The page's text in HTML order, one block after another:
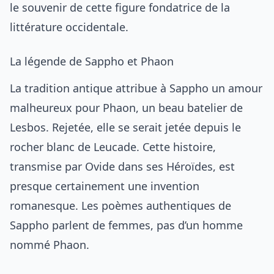
le souvenir de cette figure fondatrice de la
littérature occidentale.
La légende de Sappho et Phaon
La tradition antique attribue à Sappho un amour
malheureux pour Phaon, un beau batelier de
Lesbos. Rejetée, elle se serait jetée depuis le
rocher blanc de Leucade. Cette histoire,
transmise par Ovide dans ses Héroïdes, est
presque certainement une invention
romanesque. Les poèmes authentiques de
Sappho parlent de femmes, pas d’un homme
nommé Phaon.